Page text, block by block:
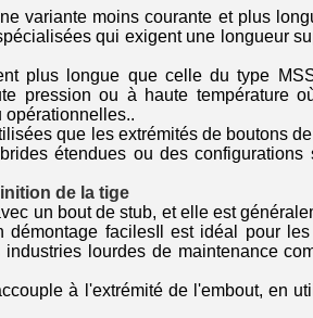
variante moins courante et plus
qui exigent une longueur
plus longue que celle du type
pression ou à haute température
opérationnelles..
que les extrémités de boutons
étendues ou des configurations
de la tige
un bout de stub, et elle est
démontage facilesIl est idéal pour
lourdes de maintenance
à l'extrémité de l'embout, en